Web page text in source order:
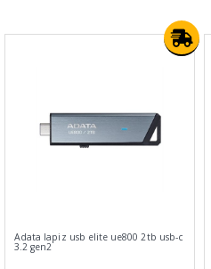
Adata lapiz usb elite ue800 2tb usb-c
3.2 gen2